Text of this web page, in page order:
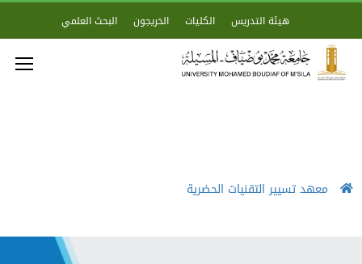
هيئة التدريس الكليات الخريجون البحث العلمي
معهد تسيير التقنيات الحضرية